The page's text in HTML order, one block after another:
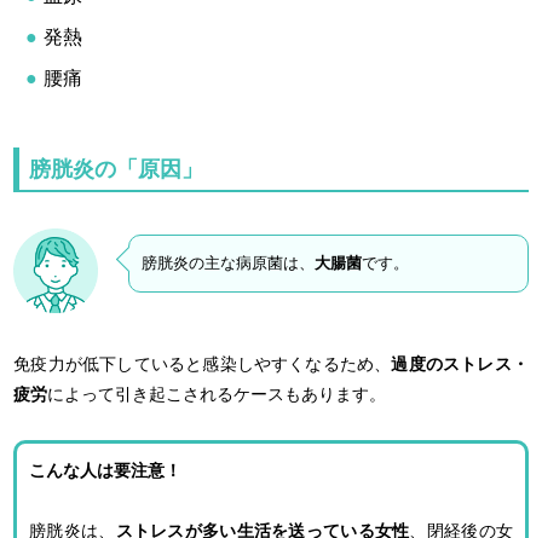
発熱
腰痛
膀胱炎の「原因」
膀胱炎の主な病原菌は、大腸菌です。
免疫力が低下していると感染しやすくなるため、過度のストレス・
疲労によって引き起こされるケースもあります。
こんな人は要注意！
膀胱炎は、 ストレスが多い生活を送っている女性、閉経後の女